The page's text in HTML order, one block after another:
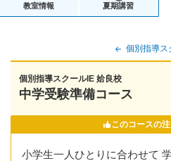
教室情報 夏期講習
個別指導ス
個別指導スクールIE 姶良校
中学受験準備コース
このコースの
小学生一人ひとりに合わせて